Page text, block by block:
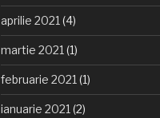
aprilie 2021 (4)
martie 2021 (1)
februarie 2021 (1)
ianuarie 2021 (2)